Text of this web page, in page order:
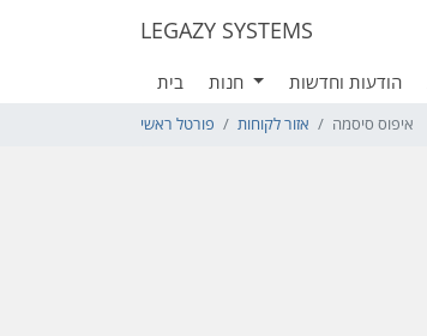
LEGAZY SYSTEMS
בית הודעות וחדשות
פורטל ראשי אזור לקוחות איפוס סיסמה